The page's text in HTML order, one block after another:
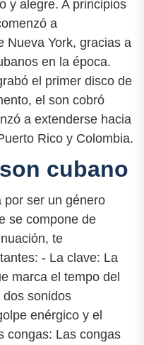
y alegre. A principios
a
Nueva York, gracias a
en la época.
el primer disco de
el son cobró
a extenderse hacia
Rico y Colombia.
cubano
por ser un género
se compone de
te
- La clave: La
marca el tempo del
sonidos
enérgico y el
congas: Las congas